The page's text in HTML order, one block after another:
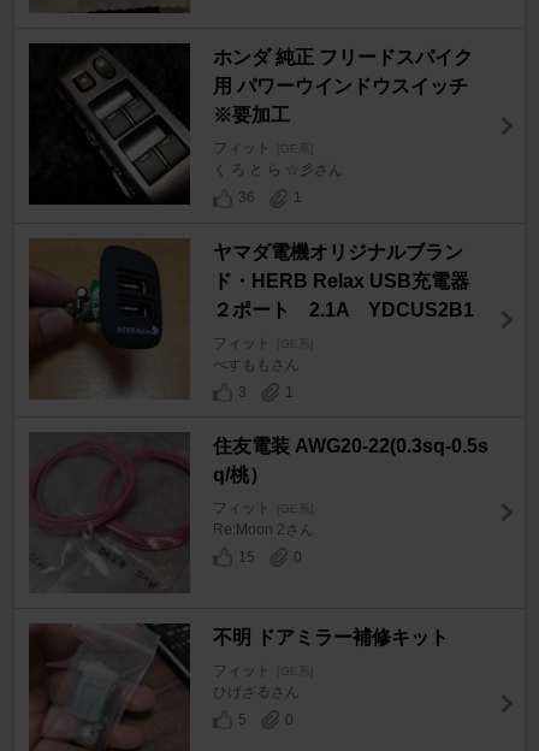
ホンダ 純正 フリードスパイク
用 パワーウインドウスイッチ
※要加工
フィット [GE系]
く ろ と ら ☆彡さん
36
1
ヤマダ電機オリジナルブラン
ド・HERB Relax USB充電器
２ポート 2.1A YDCUS2B1
フィット [GE系]
べすももさん
3
1
住友電装 AWG20-22(0.3sq-0.5s
q/桃）
フィット [GE系]
Re:Moon 2さん
15
0
不明 ドアミラー補修キット
フィット [GE系]
ひげざるさん
5
0